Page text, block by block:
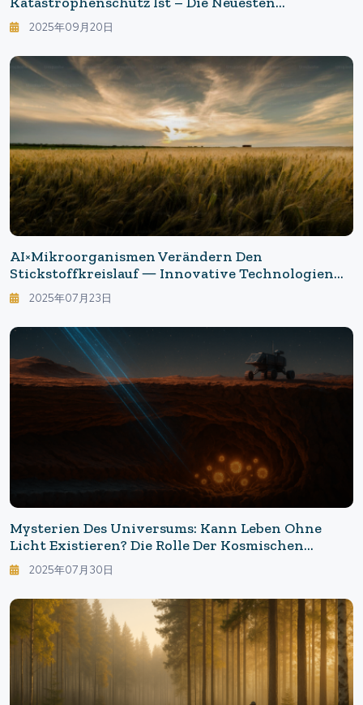
Entwicklungen In Spanien: "Pferde X
Waldmanagement" Als Kostengünstiger
Katastrophenschutz In Zeiten Der Klimakrise
2025年09月20日
AI×Mikroorganismen Verändern Den
Stickstoffkreislauf ― Innovative Technologien
Zur Züchtung Klimaresistenter Weizensorten
2025年07月23日
Mysterien Des Universums: Kann Leben Ohne
Licht Existieren? Die Rolle Der Kosmischen
Strahlung Bei Der Erschließung Von
Lebensräumen Auf Dem Mars Und Den Eismonden
2025年07月30日